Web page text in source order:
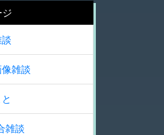
雑談
雑談